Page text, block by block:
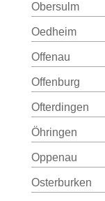
Obersulm
Oedheim
Offenau
Offenburg
Ofterdingen
Öhringen
Oppenau
Osterburken